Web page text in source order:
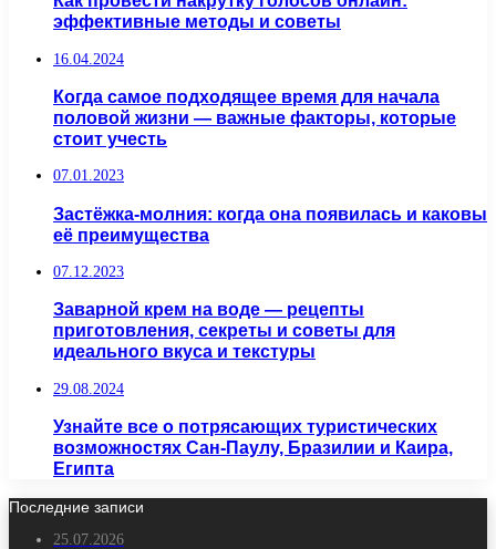
эффективные методы и советы
16.04.2024
Когда самое подходящее время для начала
половой жизни — важные факторы, которые
стоит учесть
07.01.2023
Застёжка-молния: когда она появилась и каковы
её преимущества
07.12.2023
Заварной крем на воде — рецепты
приготовления, секреты и советы для
идеального вкуса и текстуры
29.08.2024
Узнайте все о потрясающих туристических
возможностях Сан-Паулу, Бразилии и Каира,
Египта
Последние записи
25.07.2026